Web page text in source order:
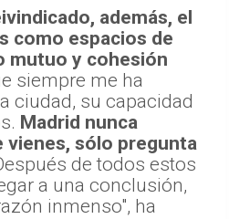
además, el
como espacios de
mutuo y cohesión
siempre me ha
ciudad, su capacidad
Madrid nunca
vienes, sólo pregunta
de todos estos
a una conclusión,
inmenso", ha